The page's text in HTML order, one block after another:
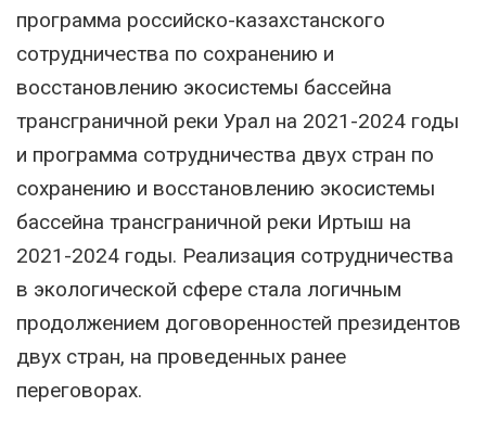
программа российско-казахстанского
сотрудничества по сохранению и
восстановлению экосистемы бассейна
трансграничной реки Урал на 2021-2024 годы
и программа сотрудничества двух стран по
сохранению и восстановлению экосистемы
бассейна трансграничной реки Иртыш на
2021-2024 годы. Реализация сотрудничества
в экологической сфере стала логичным
продолжением договоренностей президентов
двух стран, на проведенных ранее
переговорах.